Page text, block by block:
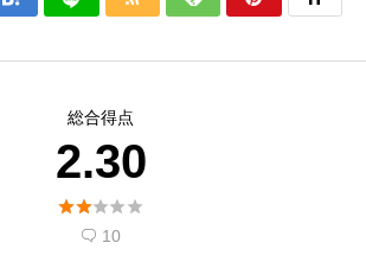
総合得点
2.30

 10